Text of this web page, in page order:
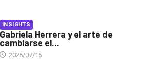
INSIGHTS
Gabriela Herrera y el arte de
cambiarse el...
2026/07/16